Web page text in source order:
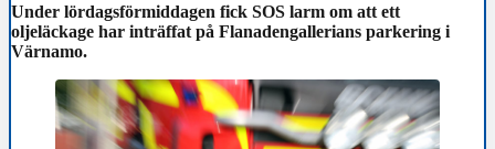
Under lördagsförmiddagen fick SOS larm om att ett
oljeläckage har inträffat på Flanadengallerians parkering i
Värnamo.